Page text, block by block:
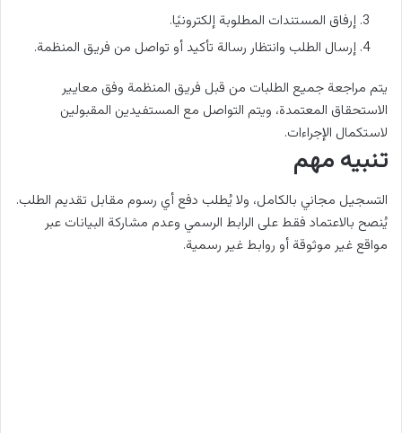
إرفاق المستندات المطلوبة إلكترونيًا.
إرسال الطلب وانتظار رسالة تأكيد أو تواصل من فريق المنظمة.
يتم مراجعة جميع الطلبات من قبل فريق المنظمة وفق معايير
الاستحقاق المعتمدة، ويتم التواصل مع المستفيدين المقبولين
لاستكمال الإجراءات.
تنبيه مهم
التسجيل مجاني بالكامل، ولا يُطلب دفع أي رسوم مقابل تقديم الطلب.
يُنصح بالاعتماد فقط على الرابط الرسمي وعدم مشاركة البيانات عبر
مواقع غير موثوقة أو روابط غير رسمية.